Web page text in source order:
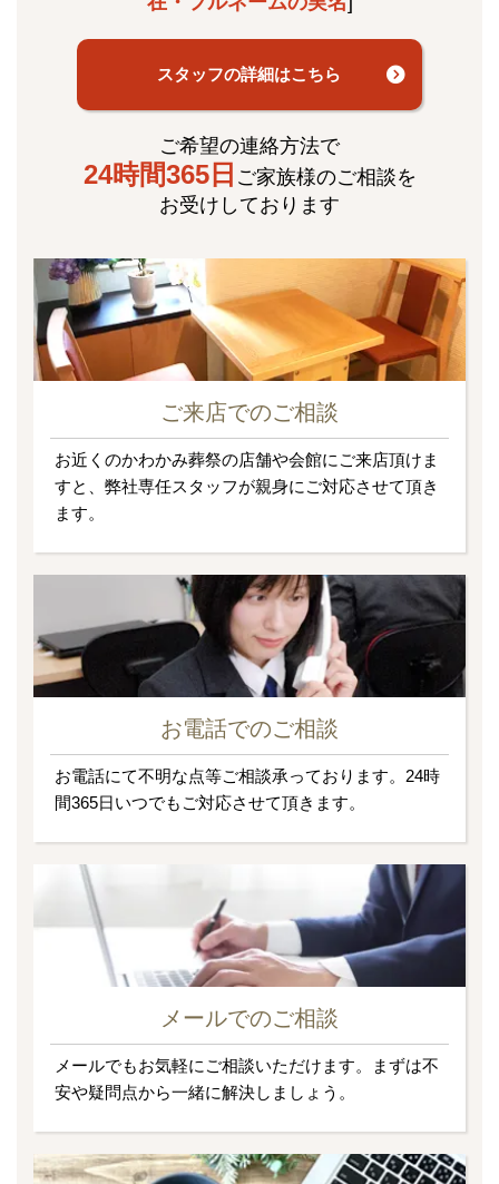
スタッフの詳細はこちら
ご希望の連絡方法で
24時間365日 ご家族様のご相談を
お受けしております
ご来店でのご相談
お近くのかわかみ葬祭の店舗や会館にご来店頂けま
すと、弊社専任スタッフが親身にご対応させて頂き
ます。
お電話でのご相談
お電話にて不明な点等ご相談承っております。24時
間365日いつでもご対応させて頂きます。
メールでのご相談
メールでもお気軽にご相談いただけます。まずは不
安や疑問点から一緒に解決しましょう。